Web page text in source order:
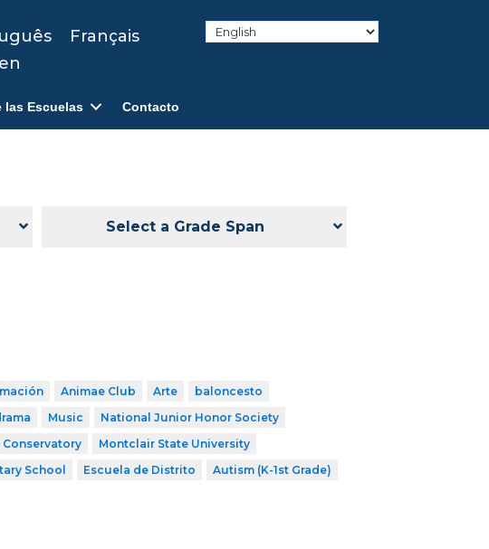
Français
las Escuelas Contacto
Select a Grade Span
Animae Club Arte
baloncesto
Music
National Junior Honor Society
Conservatory
Montclair State University
School Escuela de Distrito
Autism (K-1st Grade)